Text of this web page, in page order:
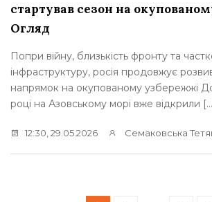
стартував сезон на
Огляд
Попри війну, близькість фронту та
інфраструктуру, росія продовжує
напрямок на окупованому узбережжі
році на Азовському морі вже відкрили
12:30, 29.05.2026 Семаковська